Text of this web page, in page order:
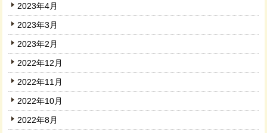
2023年4月
2023年3月
2023年2月
2022年12月
2022年11月
2022年10月
2022年8月